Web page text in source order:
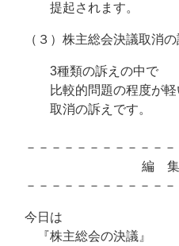
提起されます。
（３）株主総会決議取消の
3種類の訴えの中で
比較的問題の程度が軽
取消の訴えです。
－－－－－－－－－－－－
編 集 後
－－－－－－－－－－－－
今日は
『株主総会の決議』